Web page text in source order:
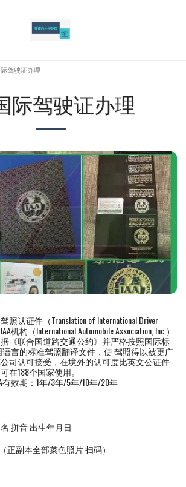
驾驶证办理
际驾驶证办理
认证件（Translation of International Driver
机构（International Automobile Association, Inc.）
《联合国道路交通公约》并严格按照国际标
言的标准驾照翻译文件，使 驾照得以被更广
司认可接受，在境外的认可度比英文公证件
在188个国家使用。
效期：1年/3年/5年/10年/20年
拼音 出生年月日
正副本全部菜色照片 扫码）